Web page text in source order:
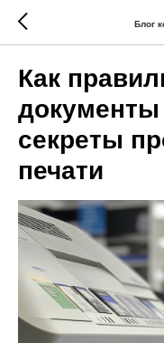
Блог
Как
документы
секреты
печати